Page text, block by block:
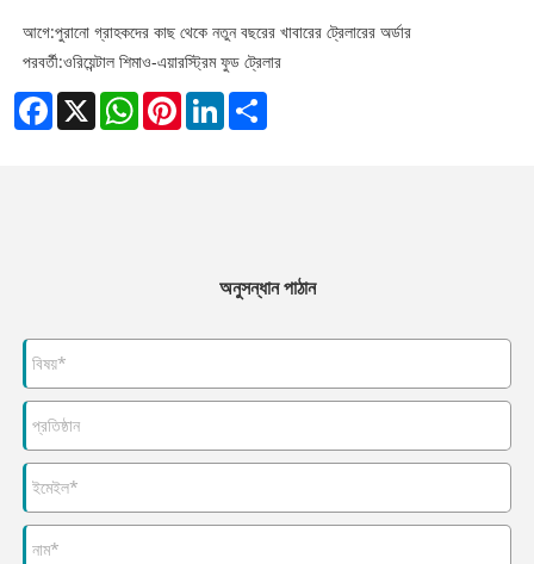
আগে:পুরানো গ্রাহকদের কাছ থেকে নতুন বছরের খাবারের ট্রেলারের অর্ডার
পরবর্তী:ওরিয়েন্টাল শিমাও-এয়ারস্ট্রিম ফুড ট্রেলার
Facebook
X WhatsAppPinterestLinkedIn
অনুসন্ধান পাঠান